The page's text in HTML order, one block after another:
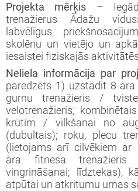
Projekta mērķis –
trenažierus Ādažu
labvēlīgus
skolēnu un vietējo un
iesaistei fiziskajās
Neliela informācija par
paredzēts 1) uzstādīt 8
gurnu trenažieris /
velotrenažieris;
krūtīm / vilkšanai no
(dubultais); roku, plecu
(lietojams arī cilvēkiem ar
āra fitnesa trenažieris
vingrināšanai; līdztekas),
atpūtai un atkritumu urnas
iesniegumu vērtēšanas